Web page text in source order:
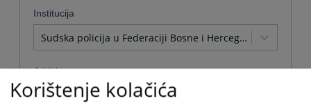
Institucija
Sudska policija u Federaciji Bosne i Hercegovine
Arhivirana
Ne
Korištenje kolačića